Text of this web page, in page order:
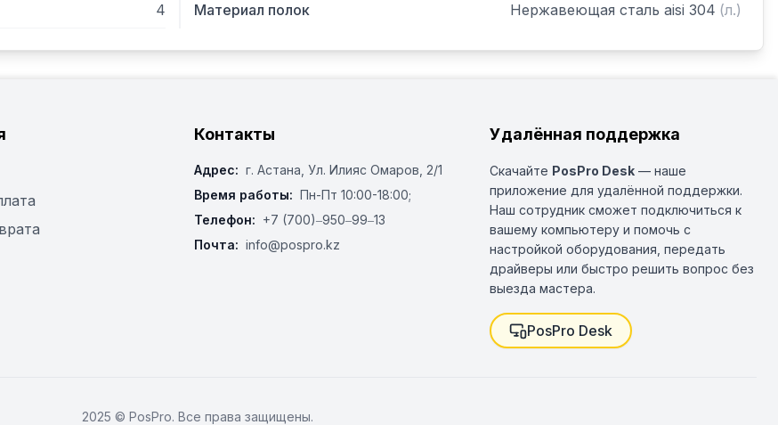
4 Материал полок Нержавеющая сталь aisi 304 (л.)
Контакты
Адрес: г. Астана, ​Ул. Илияс Омаров, 2/1
Время работы: Пн-Пт 10:00-18:00;
Телефон: +7 (700)‒950‒99‒13
Почта: info@pospro.kz
Удалённая поддержка
Скачайте PosPro Desk — наше
приложение для удалённой поддержки.
Наш сотрудник сможет подключиться к
вашему компьютеру и помочь с
настройкой оборудования, передать
драйверы или быстро решить вопрос без
выезда мастера.
PosPro Desk
2025 © PosPro. Все права защищены.